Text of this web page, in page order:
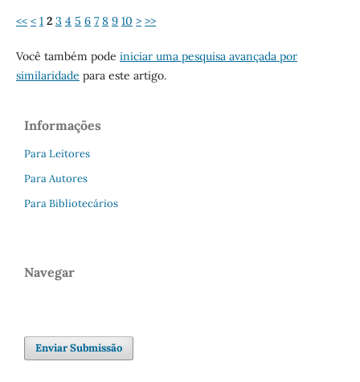
<< < 1 2 3 4 5 6 7 8 9 10 > >>
Você também pode iniciar uma pesquisa avançada por
similaridade para este artigo.
Informações
Para Leitores
Para Autores
Para Bibliotecários
Navegar
Enviar Submissão